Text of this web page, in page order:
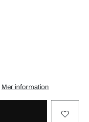
Mer information